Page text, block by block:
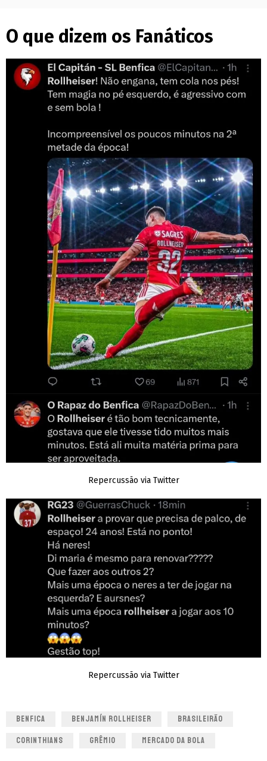
O que dizem os Fanáticos
Repercussão via Twitter
Repercussão via Twitter
BENFICA BENJAMÍN ROLLHEISER BRASILEIRÃO
CORINTHIANS GRÊMIO MERCADO DA BOLA